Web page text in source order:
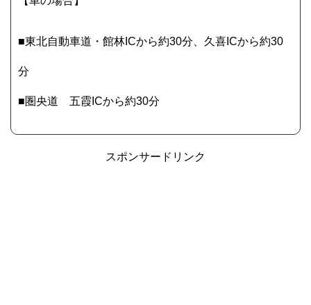
■東北自動車道・館林ICから約30分、久喜ICから約30
分
■圏央道 五霞ICから約30分
スポンサードリンク